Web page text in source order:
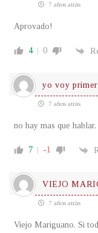
7 años atrás
Aprovado!
4 0
yo voy
7 años atrás
no hay mas que
7 -1
VIEJO
7 años atrás
Viejo Mariguano. Si